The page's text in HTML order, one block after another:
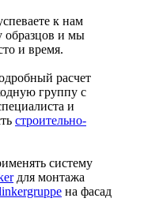
к нам
образцов и мы
и время.
расчет
группу с
и
строительно-
систему
для монтажа
на фасад